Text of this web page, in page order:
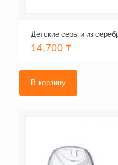
Детские серьги из
14,700 ₸
В корзину